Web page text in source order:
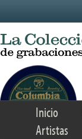
Inicio
Artistas